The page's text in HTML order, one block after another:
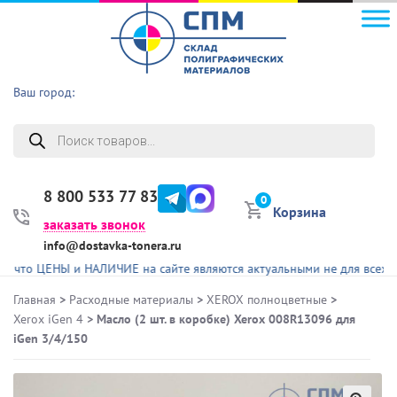
Ваш город:
Поиск
товаров
8 800 533 77 83
заказать звонок
info@dostavka-tonera.ru
0
Корзина
и НАЛИЧИЕ на сайте являются актуальными не для всех
Главная > Расходные материалы > XEROX полноцветные >
Xerox iGen 4 > Масло (2 шт. в коробке) Xerox 008R13096 для
iGen 3/4/150